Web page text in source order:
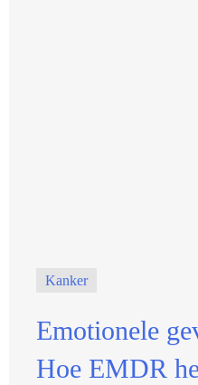
Kanker
Emotionele
Hoe EMDR